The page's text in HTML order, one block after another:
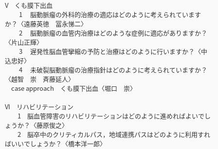
V くも膜下出血
1 脳動脈瘤の外科的治療の適応はどのように考えられています
か？〈遠藤英徳 冨永悌二〉
2 脳動脈瘤の血管内治療はどのような症例に適応がありますか？
〈片山正輝〉
3 遅発性脳血管攣縮の予防と治療はどのように行いますか？〈中
込忠好〉
4 未破裂脳動脈瘤の治療指針はどのように考えられていますか？
〈越智 崇 斉藤延人〉
case approach くも膜下出血〈堀口 崇〉
VI リハビリテーション
1 脳血管障害のリハビリテーションはどのように進めればよいでし
ょうか？〈藤原俊之〉
2 脳卒中のクリティカルパス，地域連携パスはどのように利用すれ
ばいいでしょうか？〈橋本洋一郎〉